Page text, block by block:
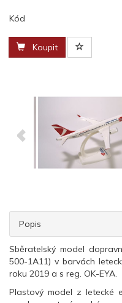
Kód
Koupit
Popis
Sběratelský model
500-1A11) v barvách
roku 2019 a s reg. OK-EYA.
Plastový model z letecké